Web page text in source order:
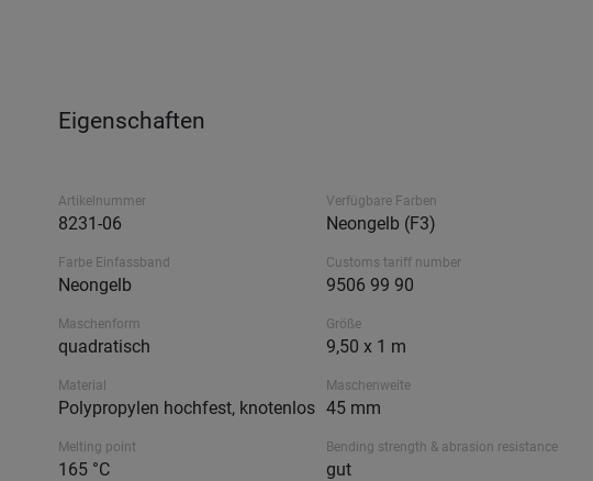
Eigenschaften
Artikelnummer
8231-06
Verfügbare Farben
Neongelb (F3)
Farbe Einfassband
Neongelb
Customs tariff number
9506 99 90
Maschenform
quadratisch
Größe
9,50 x 1 m
Material
Polypropylen hochfest, knotenlos
Maschenweite
45 mm
Melting point
165 °C
Bending strength & abrasion resistance
gut